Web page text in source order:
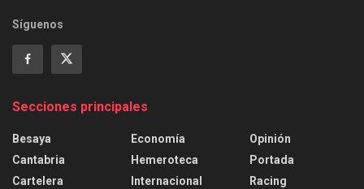
Síguenos
Secciones principales
Besaya
Cantabria
Cartelera
Economía
Hemeroteca
Internacional
Opinión
Portada
Racing